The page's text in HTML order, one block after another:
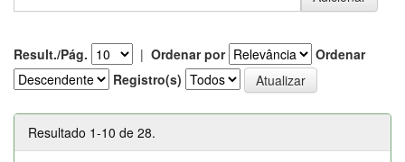
Result./Pág. | Ordenar por
Ordenar
Registro(s)
Resultado 1-10 de 28.